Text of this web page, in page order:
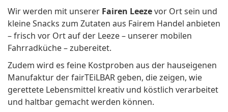
Wir werden mit unserer Fairen Leezevor Ort sein und
kleine Snacks zum Zutaten aus Fairem Handel anbieten
– frisch vor Ort auf der Leeze – unserer mobilen
Fahrradküche – zubereitet.
Zudem wird es feine Kostproben aus der hauseigenen
Manufaktur der fairTEiLBAR geben, die zeigen, wie
gerettete Lebensmittel kreativ und köstlich verarbeitet
und haltbar gemacht werden können.